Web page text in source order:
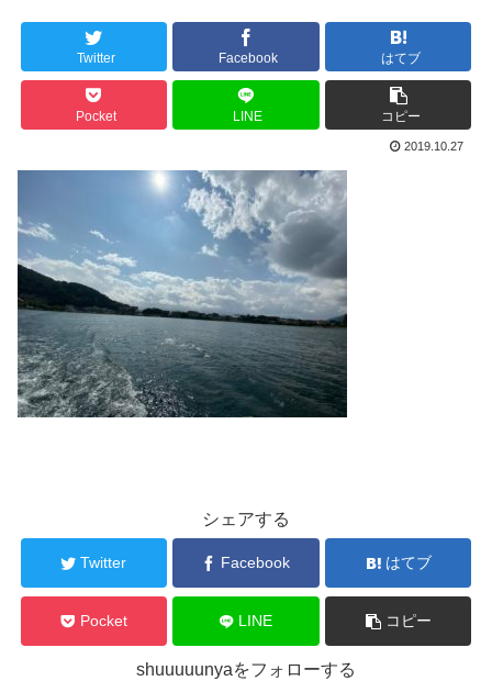
Twitter Facebook はてブ
Pocket LINE コピー
2019.10.27
シェアする
Twitter Facebook はてブ
Pocket LINE コピー
shuuuuunyaをフォローする